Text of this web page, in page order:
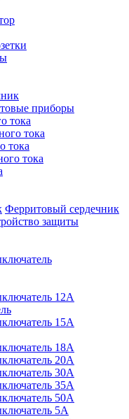
приборы
тока
тока
тока
тока
Ферритовый сердечник
защиты
12А
15А
18А
20А
30А
35А
50А
5А